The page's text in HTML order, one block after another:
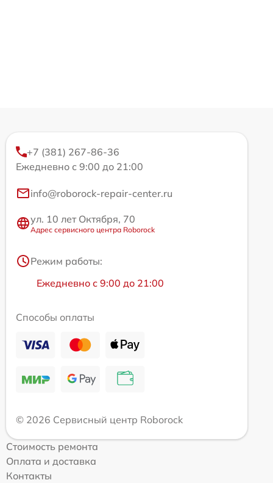
+7 (381) 267-86-36
Ежедневно с 9:00 до 21:00
info@roborock-repair-center.ru
ул. 10 лет Октября, 70
Адрес сервисного центра Roborock
Режим работы:
Ежедневно с 9:00 до 21:00
Способы оплаты
© 2026 Сервисный центр Roborock
Стоимость ремонта
Оплата и доставка
Контакты